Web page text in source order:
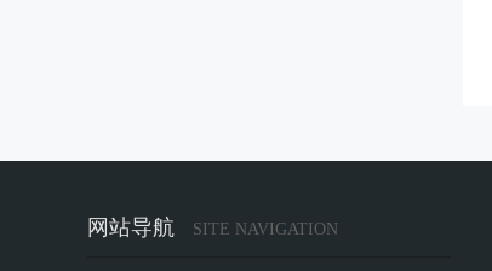
网站导航 SITE NAVIGATION